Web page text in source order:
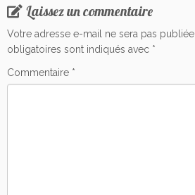
Laissez un commentaire
Votre adresse e-mail ne sera pas publiée.
obligatoires sont indiqués avec *
Commentaire *